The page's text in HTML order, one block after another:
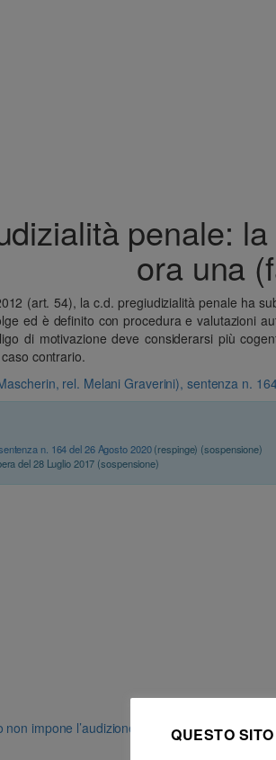
penale:
ora una
(art. 54), la c.d. pregiudizialità penale ha
ed è definito con procedura e valutazioni
di motivazione deve considerarsi più
contrario.
rel. Melani Graverini), sentenza n.
n. 164 del 26 Agosto 2020(respinge) (sospensione)
del 28 Luglio 2017 (sospensione)
non impone l’audizione effettivaI limiti al
pagamento dei
QUESTO